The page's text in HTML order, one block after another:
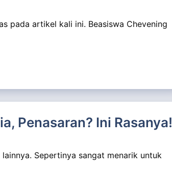
pada artikel kali ini. Beasiswa Chevening
Penasaran? Ini Rasanya!
Sepertinya sangat menarik untuk